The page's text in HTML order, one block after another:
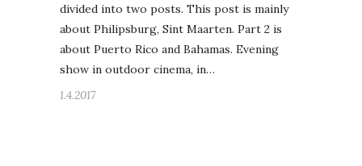
divided into two posts. This post is mainly
about Philipsburg, Sint Maarten. Part 2 is
about Puerto Rico and Bahamas. Evening
show in outdoor cinema, in…
1.4.2017